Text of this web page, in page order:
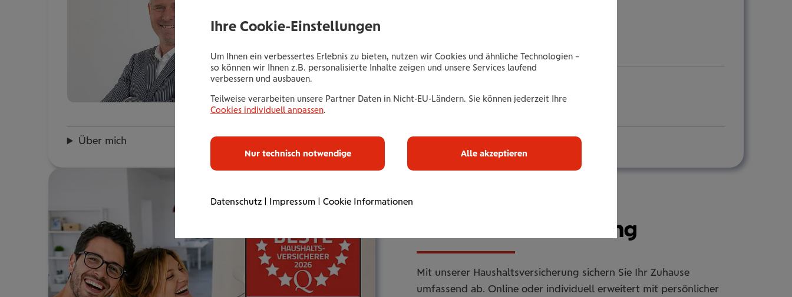
Thomas-Klestil-Platz 2
Tel.:
Mobil:+436646013922499
E-Mail:
Über mich
Haus­halts­ver­si­che­rung
Mit unserer Haushaltsversicherung sichern Sie Ihr Zuhause
umfassend ab. Online oder individuell erweitert mit persönlicher
Ihre Cookie-Einstellungen
Um Ihnen ein verbessertes Erlebnis zu bieten, nutzen wir Cookies und ähnliche Technologien –
so können wir Ihnen z.B. personalisierte Inhalte zeigen und unsere Services laufend
verbessern und ausbauen.
Teilweise verarbeiten unsere Partner Daten in Nicht-EU-Ländern. Sie können jederzeit Ihre
Cookies individuell anpassen.
Nur technisch notwendige Alle akzeptieren
Datenschutz | Impressum | Cookie Informationen